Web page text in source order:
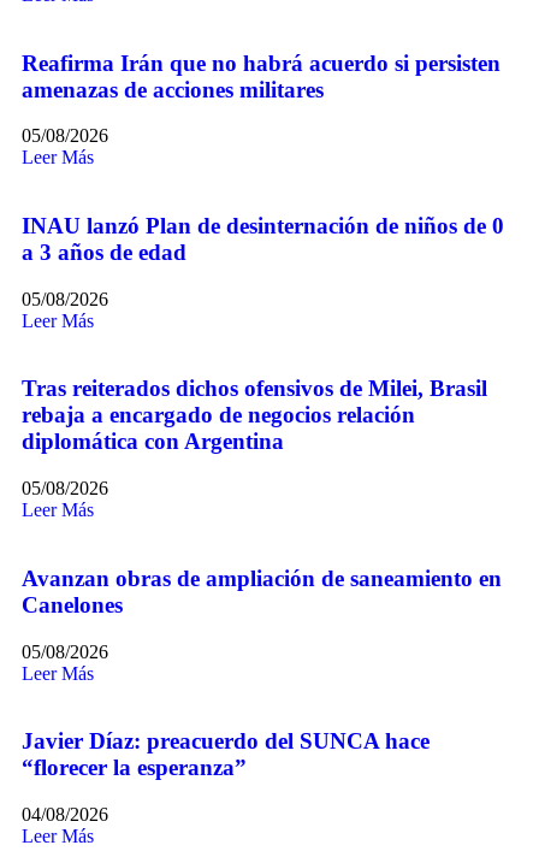
Reafirma Irán que no habrá acuerdo si persisten
amenazas de acciones militares
05/08/2026
Leer Más
INAU lanzó Plan de desinternación de niños de 0
a 3 años de edad
05/08/2026
Leer Más
Tras reiterados dichos ofensivos de Milei, Brasil
rebaja a encargado de negocios relación
diplomática con Argentina
05/08/2026
Leer Más
Avanzan obras de ampliación de saneamiento en
Canelones
05/08/2026
Leer Más
Javier Díaz: preacuerdo del SUNCA hace
“florecer la esperanza”
04/08/2026
Leer Más